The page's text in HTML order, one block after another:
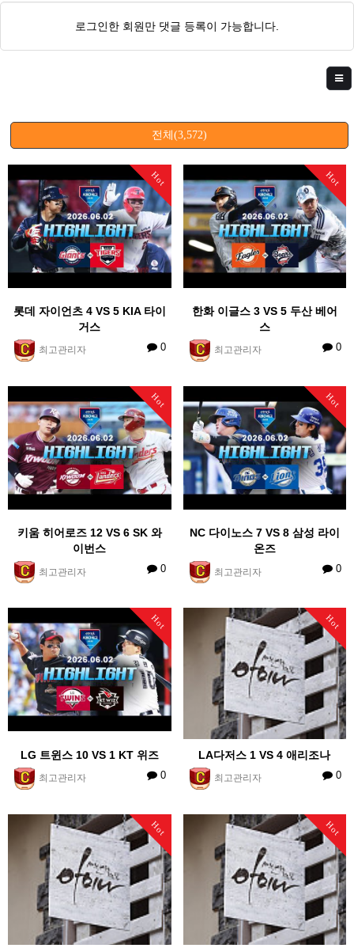
로그인한 회원만 댓글 등록이 가능합니다.
전체(3,572)
Hot
롯데 자이언츠 4 VS 5 KIA 타이
거스
최고관리자 0
Hot
한화 이글스 3 VS 5 두산 베어
스
최고관리자 0
Hot
키움 히어로즈 12 VS 6 SK 와
이번스
최고관리자 0
Hot
NC 다이노스 7 VS 8 삼성 라이
온즈
최고관리자 0
Hot
LG 트윈스 10 VS 1 KT 위즈
최고관리자 0
Hot
LA다저스 1 VS 4 애리조나
최고관리자 0
Hot Hot